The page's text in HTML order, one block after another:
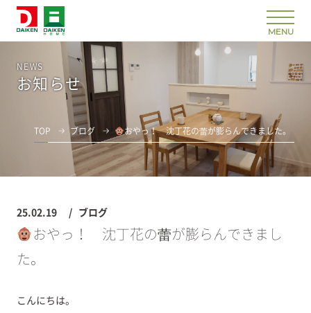
NEWS
お知らせ
TOP ブログ おやっ！ 沈丁花の蕾が膨らんできました。
25.02.19 ブログ
おやっ！ 沈丁花の蕾が膨らんできまし
た。
こんにちは。